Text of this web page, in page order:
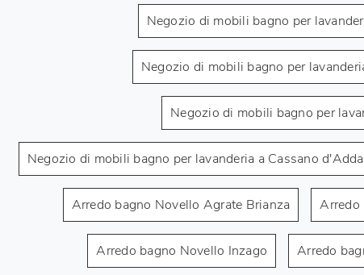
Negozio di mobili bagno per
Negozio di mobili bagno per
Negozio di mobili bagno per
Negozio di mobili bagno per lavanderia a Cassano d'Adda
Arredo bagno Novello Agrate Brianza Arredo
Arredo bagno Novello Inzago Arredo